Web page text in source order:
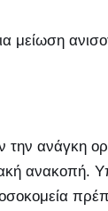
μείωση
την ανάγκη
ανακοπή.